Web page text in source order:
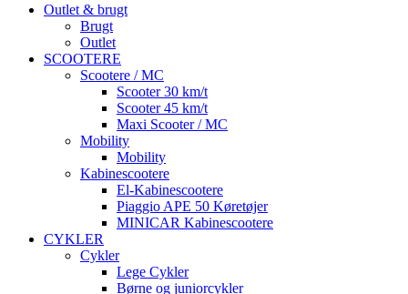
Outlet & brugt
Brugt
Outlet
SCOOTERE
Scootere / MC
Scooter 30 km/t
Scooter 45 km/t
Maxi Scooter / MC
Mobility
Mobility
Kabinescootere
El-Kabinescootere
Piaggio APE 50 Køretøjer
MINICAR Kabinescootere
CYKLER
Cykler
Lege Cykler
Børne og juniorcykler